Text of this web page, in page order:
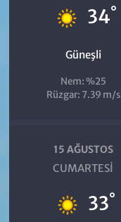
34°
Güneşli
Nem: %25
Rüzgar: 7.39 m/s
15 AĞUSTOS
CUMARTESI
33°